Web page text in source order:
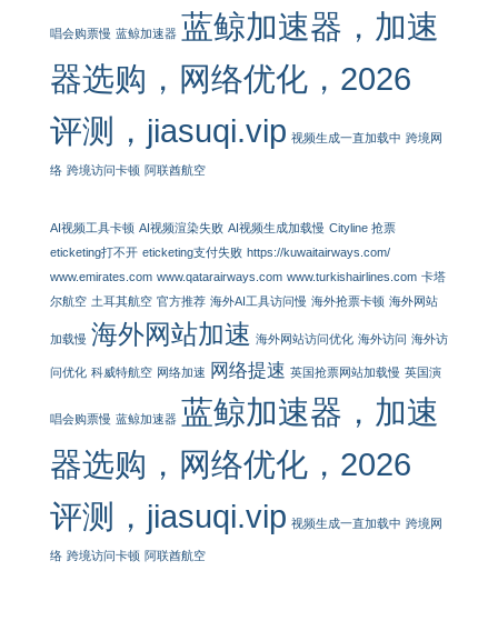
唱会购票慢 蓝鲸加速器 蓝鲸加速器，加速
器选购，网络优化，2026
评测，jiasuqi.vip 视频生成一直加载中 跨境网
络 跨境访问卡顿 阿联酋航空
AI视频工具卡顿 AI视频渲染失败 AI视频生成加载慢 Cityline 抢票
eticketing打不开 eticketing支付失败 https://kuwaitairways.com/
www.emirates.com www.qatarairways.com www.turkishairlines.com 卡塔
尔航空 土耳其航空 官方推荐 海外AI工具访问慢 海外抢票卡顿 海外网站
加载慢 海外网站加速 海外网站访问优化 海外访问 海外访
问优化 科威特航空 网络加速 网络提速 英国抢票网站加载慢 英国演
唱会购票慢 蓝鲸加速器 蓝鲸加速器，加速
器选购，网络优化，2026
评测，jiasuqi.vip 视频生成一直加载中 跨境网
络 跨境访问卡顿 阿联酋航空